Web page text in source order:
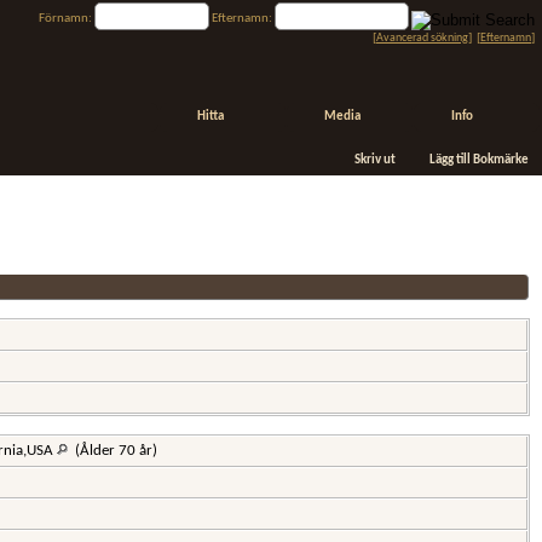
Förnamn:
Efternamn:
[Avancerad sökning] [Efternamn]
Hitta Media Info
Skriv ut Lägg till Bokmärke
(Ålder 70 år)